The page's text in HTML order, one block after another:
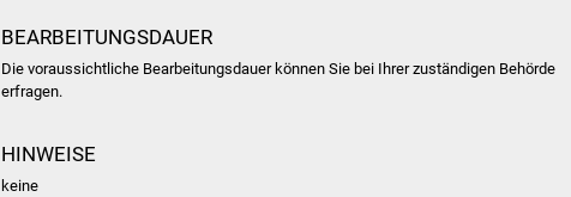
BEARBEITUNGSDAUER
Die voraussichtliche Bearbeitungsdauer können Sie bei Ihrer zuständigen Behörde
erfragen.
HINWEISE
keine